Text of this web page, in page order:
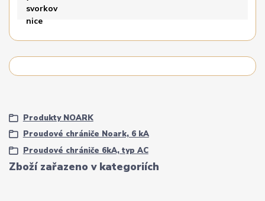
Zboží zařazeno v kategoriích
Produkty NOARK
Proudové chrániče Noark, 6 kA
Proudové chrániče 6kA, typ AC